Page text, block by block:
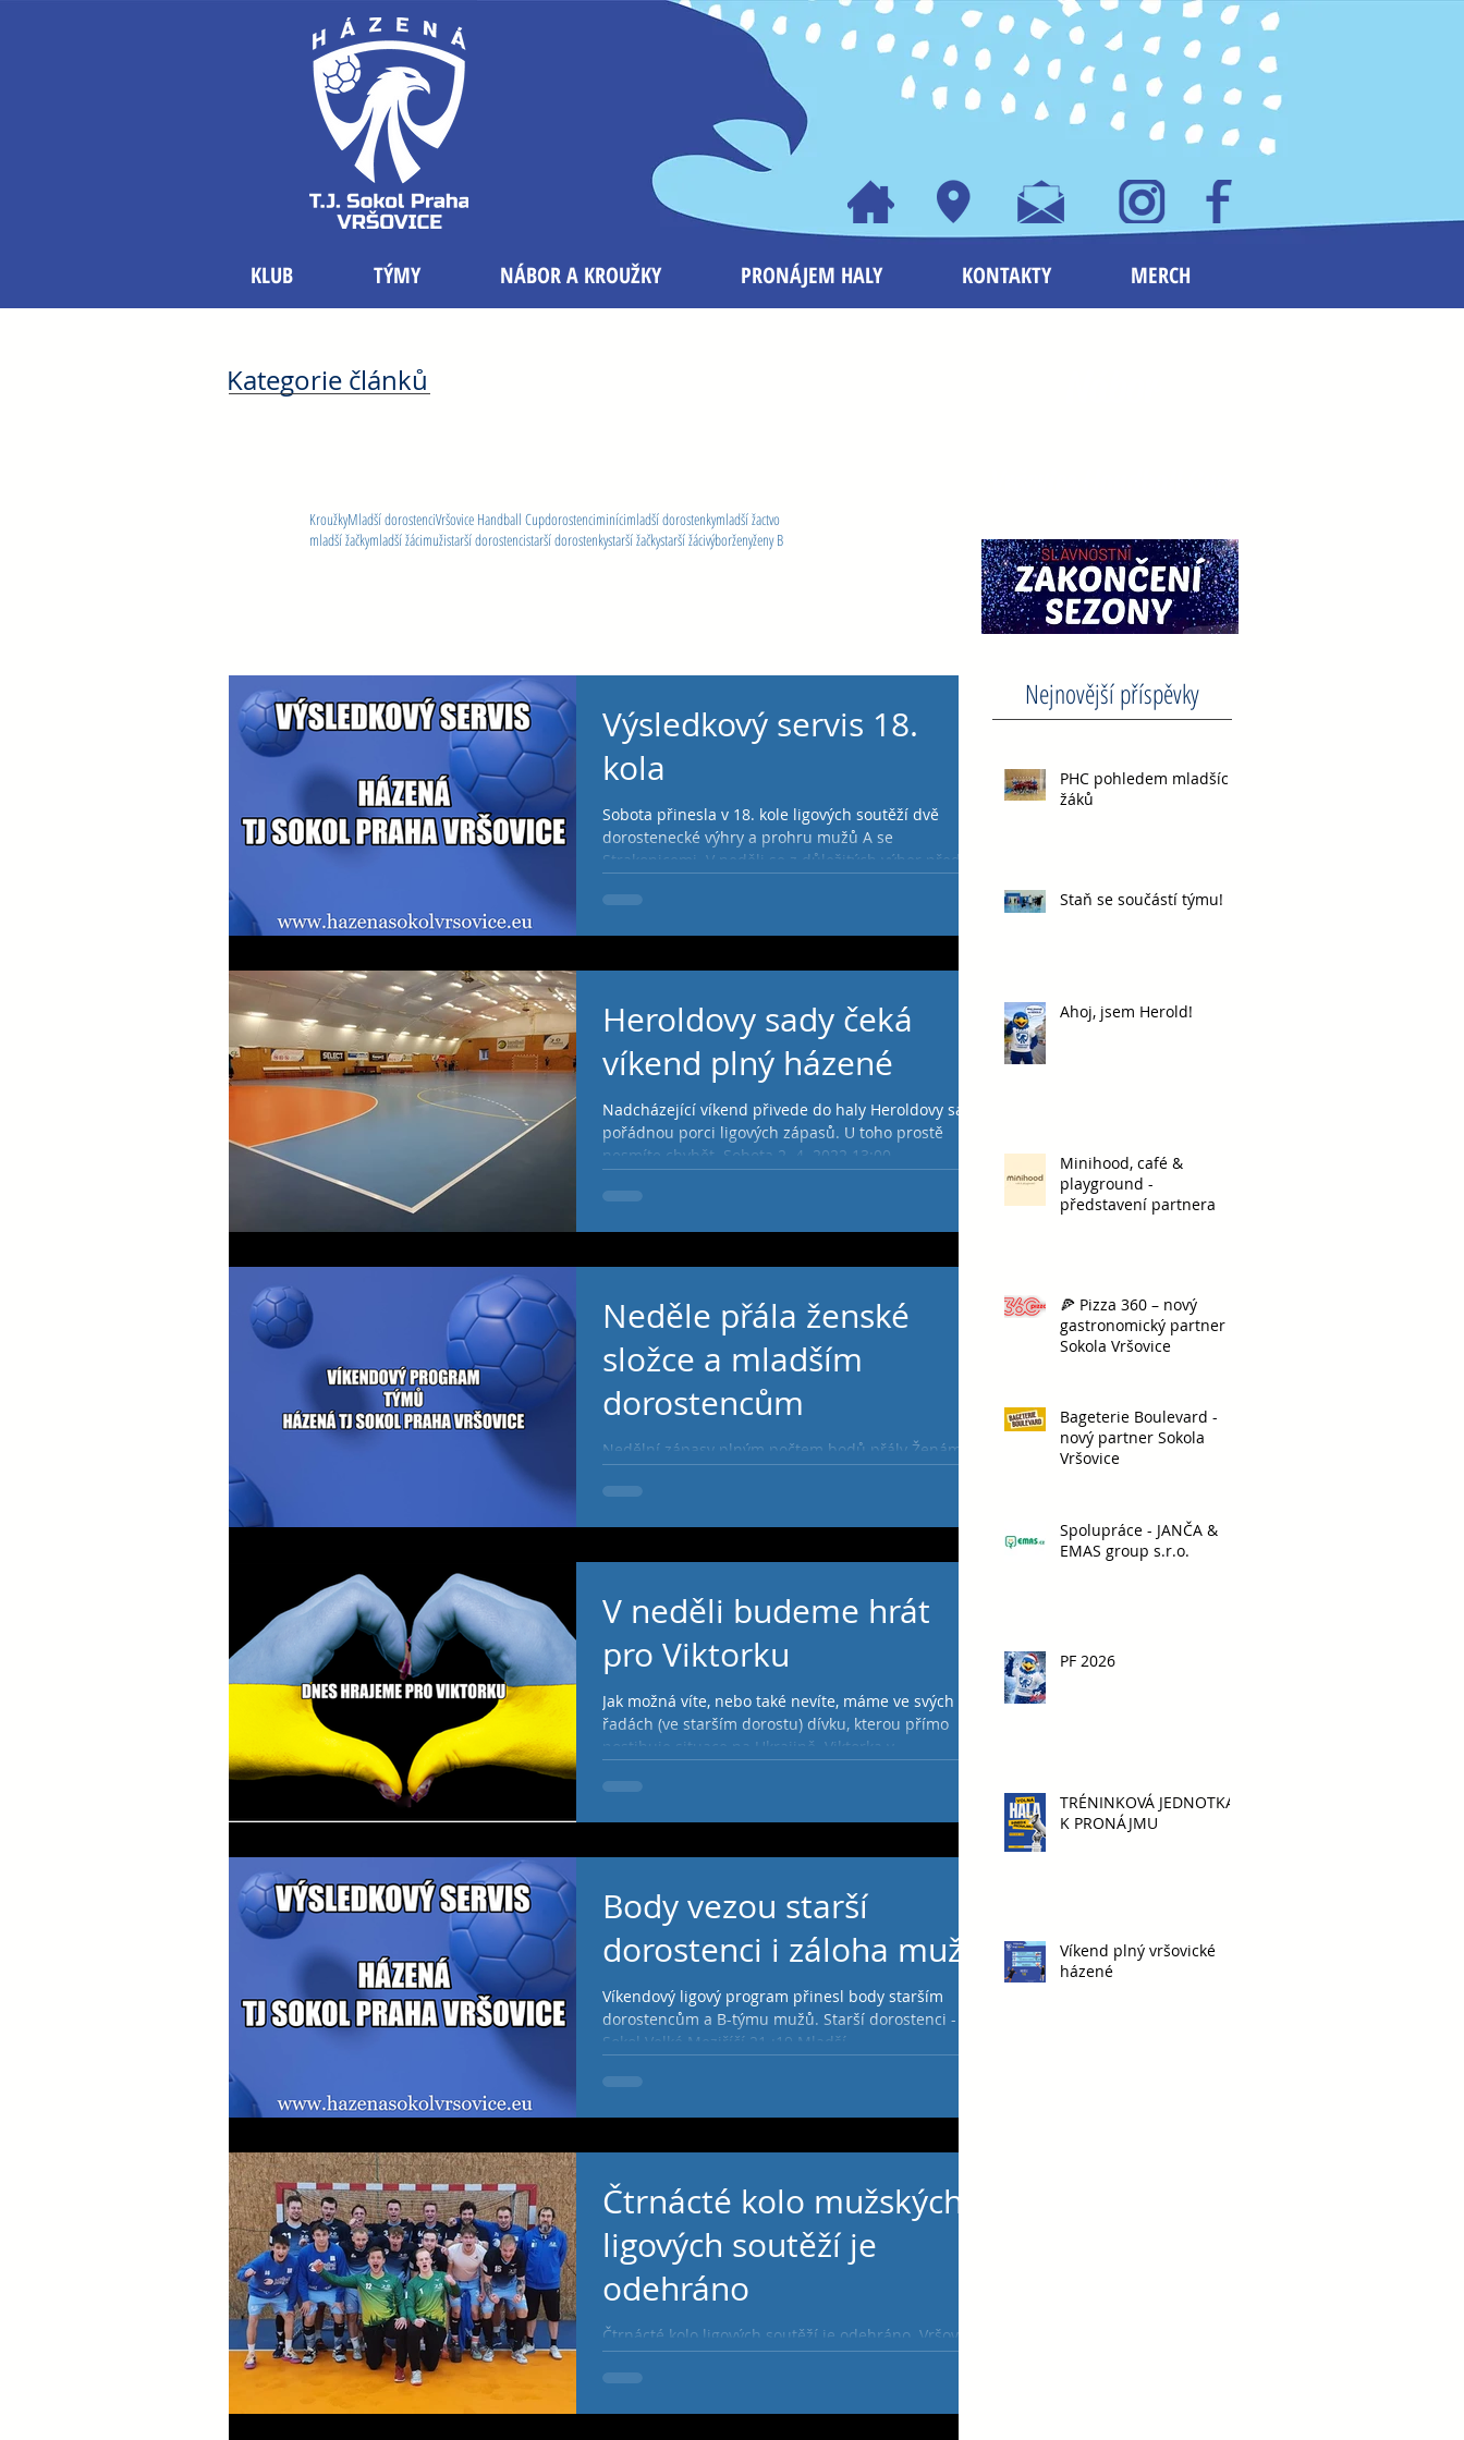
KLUB TÝMY NÁBOR A KROUŽKY PRONÁJEM HALY KONTAKTY MERCH
Kategorie článků
KroužkyMladší dorostenciVršovice Handball Cupdorostenciminícimladší dorostenkymladší žactvo
mladší žačkymladší žácimužistarší dorostencistarší dorostenkystarší žačkystarší žácivýborženyženy B
Výsledkový servis 18.
kola
Sobota přinesla v 18. kole ligových soutěží dvě
dorostenecké výhry a prohru mužů A se
Strakonicemi. V neděli se z důležitých výher před...
Heroldovy sady čeká
víkend plný házené
Nadcházející víkend přivede do haly Heroldovy sady
pořádnou porci ligových zápasů. U toho prostě
nesmíte chybět. Sobota 2. 4. 2022 13:00...
Neděle přála ženské
složce a mladším
dorostencům
Nedělní zápasy plným počtem bodů přály Ženám A
a starším dorostenkám, mladší dorostenky a
dorostenci si po remízách připisují bod jeden....
V neděli budeme hrát
pro Viktorku
Jak možná víte, nebo také nevíte, máme ve svých
řadách (ve starším dorostu) dívku, kterou přímo
postihuje situace na Ukrajině. Viktorka v...
Body vezou starší
dorostenci i záloha mužů
Víkendový ligový program přinesl body starším
dorostencům a B-týmu mužů. Starší dorostenci - TJ
Sokol Velké Meziříčí 21 :19 Mladší...
Čtrnácté kolo mužských
ligových soutěží je
odehráno
Čtrnácté kolo ligových soutěží je odehráno. Vršovičtí
muži A po nervy drásající přetahované nakonec
svou domácí pevnost pětibrankovým...
Nejnovější příspěvky
PHC pohledem mladších
žáků
Staň se součástí týmu!
Ahoj, jsem Herold!
Minihood, café &
playground -
představení partnera
🍕 Pizza 360 – nový
gastronomický partner
Sokola Vršovice
Bageterie Boulevard -
nový partner Sokola
Vršovice
Spolupráce - JANČA &
EMAS group s.r.o.
PF 2026
TRÉNINKOVÁ JEDNOTKA
K PRONÁJMU
Víkend plný vršovické
házené